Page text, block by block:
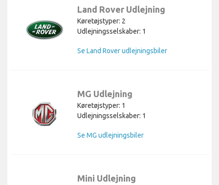
Land Rover Udlejning
Køretøjstyper: 2
Udlejningsselskaber: 1
Se Land Rover udlejningsbiler
MG Udlejning
Køretøjstyper: 1
Udlejningsselskaber: 1
Se MG udlejningsbiler
Mini Udlejning